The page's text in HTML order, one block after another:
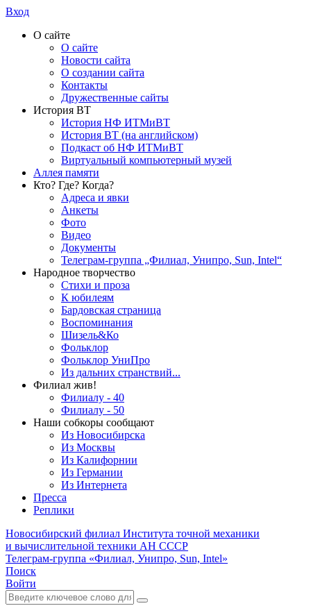
Вход
О сайте
О сайте
Новости сайта
О создании сайта
Контакты
Дружественные сайты
История ВТ
История НФ ИТМиВТ
История ВТ (на английском)
Подкаст об НФ ИТМиВТ
Виртуальный компьютерный музей
Аллея памяти
Кто? Где? Когда?
Адреса и явки
Анкеты
Фото
Видео
Документы
Телеграм-группа „Филиал, Унипро, Sun, Intel“
Народное творчество
Стихи и проза
К юбилеям
Бардовская страница
Воспоминания
Шизель&Ко
Фольклор
Фольклор УниПро
Из дальних странствий...
Филиал жив!
Филиалу - 40
Филиалу - 50
Наши собкоры сообщают
Из Новосибирска
Из Москвы
Из Калифорнии
Из Германии
Из Интернета
Пресса
Реплики
Новосибирский филиал Института точной механики
и вычислительной техники АН СССР
Телеграм-группа «Филиал, Унипро, Sun, Intel»
Поиск
Войти